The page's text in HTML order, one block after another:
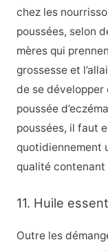
chez les
poussées, selon
mères qui
grossesse et
de se développer
poussée
poussées, il faut
quotidiennement
qualité contenant
11. Huile
Outre les